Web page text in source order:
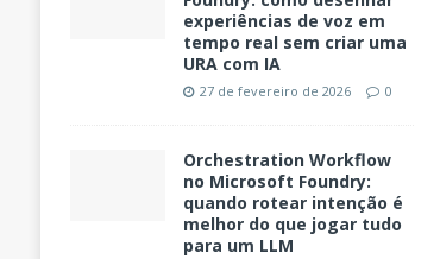
experiências de voz em
tempo real sem criar uma
URA com IA
27 de fevereiro de 2026 0
Orchestration Workflow
no Microsoft Foundry:
quando rotear intenção é
melhor do que jogar tudo
para um LLM